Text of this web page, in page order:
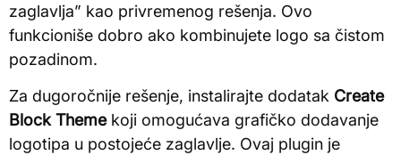
zaglavlja” kao privremenog rešenja. Ovo
funkcioniše dobro ako kombinujete logo sa čistom
pozadinom.
Za dugoročnije rešenje, instalirajte dodatak Create
Block Themekoji omogućava grafičko dodavanje
logotipa u postojeće zaglavlje. Ovaj plugin je